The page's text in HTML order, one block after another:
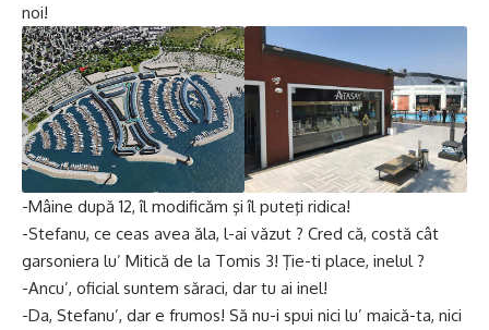
noi!
-Mâine după 12, îl modificăm şi îl puteţi ridica!
-Stefanu, ce ceas avea ăla, l-ai văzut ? Cred că, costă cât
garsoniera lu’ Mitică de la Tomis 3! Ţie-ti place, inelul ?
-Ancu’, oficial suntem săraci, dar tu ai inel!
-Da, Stefanu’, dar e frumos! Să nu-i spui nici lu’ maică-ta, nici